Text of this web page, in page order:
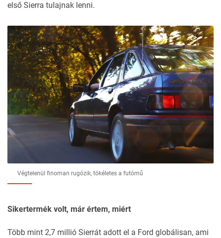
első Sierra tulajnak lenni.
Végtelenül finoman rugózik, tökéletes a futómű
Sikertermék volt, már értem, miért
Több mint 2,7 millió Sierrát adott el a Ford globálisan, ami